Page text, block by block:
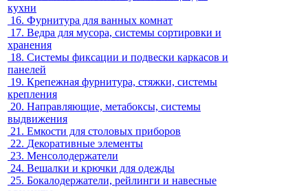
кухни
16. Фурнитура для ванных комнат
17. Ведра для мусора, системы сортировки и
хранения
18. Системы фиксации и подвески каркасов и
панелей
19. Крепежная фурнитура, стяжки, системы
крепления
20. Направляющие, метабоксы, системы
выдвижения
21. Емкости для столовых приборов
22. Декоративные элементы
23. Менсолодержатели
24. Вешалки и крючки для одежды
25. Бокалодержатели, рейлинги и навесные